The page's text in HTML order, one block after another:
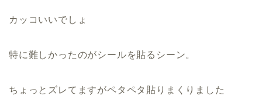
カッコいいでしょ
特に難しかったのがシールを貼るシーン。
ちょっとズレてますがペタペタ貼りまくりました